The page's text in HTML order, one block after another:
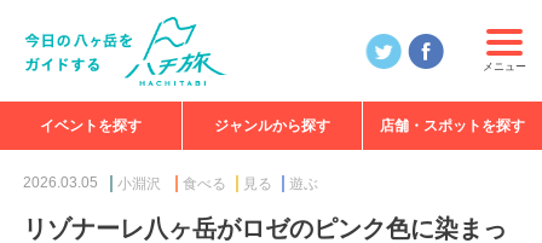
メニュー
イベントを探す ジャンルから探す 店舗・スポットを探す
2026.03.05 小淵沢 食べる 見る 遊ぶ
リゾナーレ八ヶ岳がロゼのピンク色に染まっ